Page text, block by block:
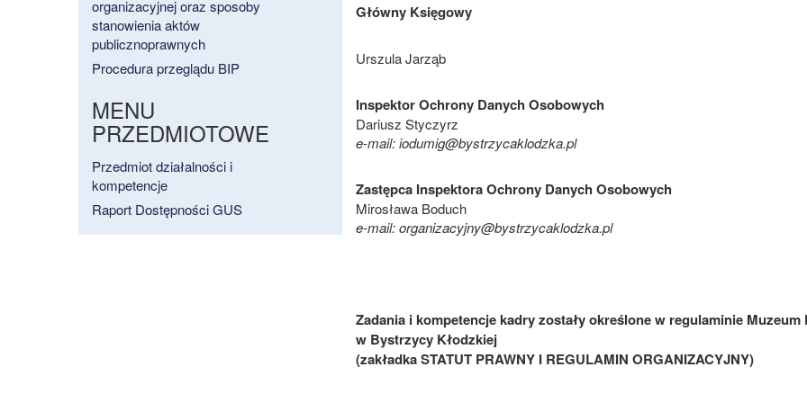
organizacyjnej oraz sposoby
stanowienia aktów
publicznoprawnych
Procedura przeglądu BIP
MENU
PRZEDMIOTOWE
Przedmiot działalności i
kompetencje
Raport Dostępności GUS
Główny Księgowy
Urszula Jarząb
Inspektor Ochrony Danych Osobowych
Dariusz Styczyrz
e-mail: iodumig@bystrzycaklodzka.pl
Zastępca Inspektora Ochrony Danych Osobowych
Mirosława Boduch
e-mail: organizacyjny@bystrzycaklodzka.pl
Zadania i kompetencje kadry zostały określone w regulaminie
w Bystrzycy Kłodzkiej
(zakładka STATUT PRAWNY I REGULAMIN ORGANIZACYJNY)